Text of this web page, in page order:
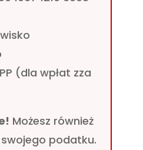
(dla wpłat zza
Możesz również
swojego podatku.